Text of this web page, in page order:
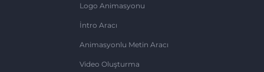
Logo Animasyonu
İntro Aracı
Animasyonlu Metin Aracı
Video Oluşturma